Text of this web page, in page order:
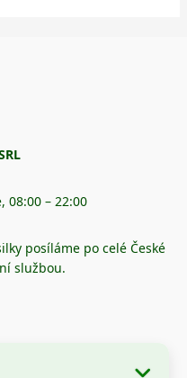
08:00 – 22:00
posíláme po celé České
službou.